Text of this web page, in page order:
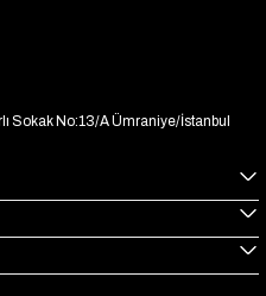
Sokak No:13/A Ümraniye/İstanbul